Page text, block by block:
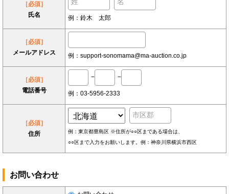
［必須］
氏名
例：鈴木 太郎
［必須］
メールアドレス
例：support-sonomama@ma-auction.co.jp
［必須］
電話番号
− −
例：03-5956-2333
［必須］
住所
例：東京都豊島区 ※住所が○○区まである場合は、
○○区まで入力をお願いします。例：神奈川県横浜市西区
お問い合わせ